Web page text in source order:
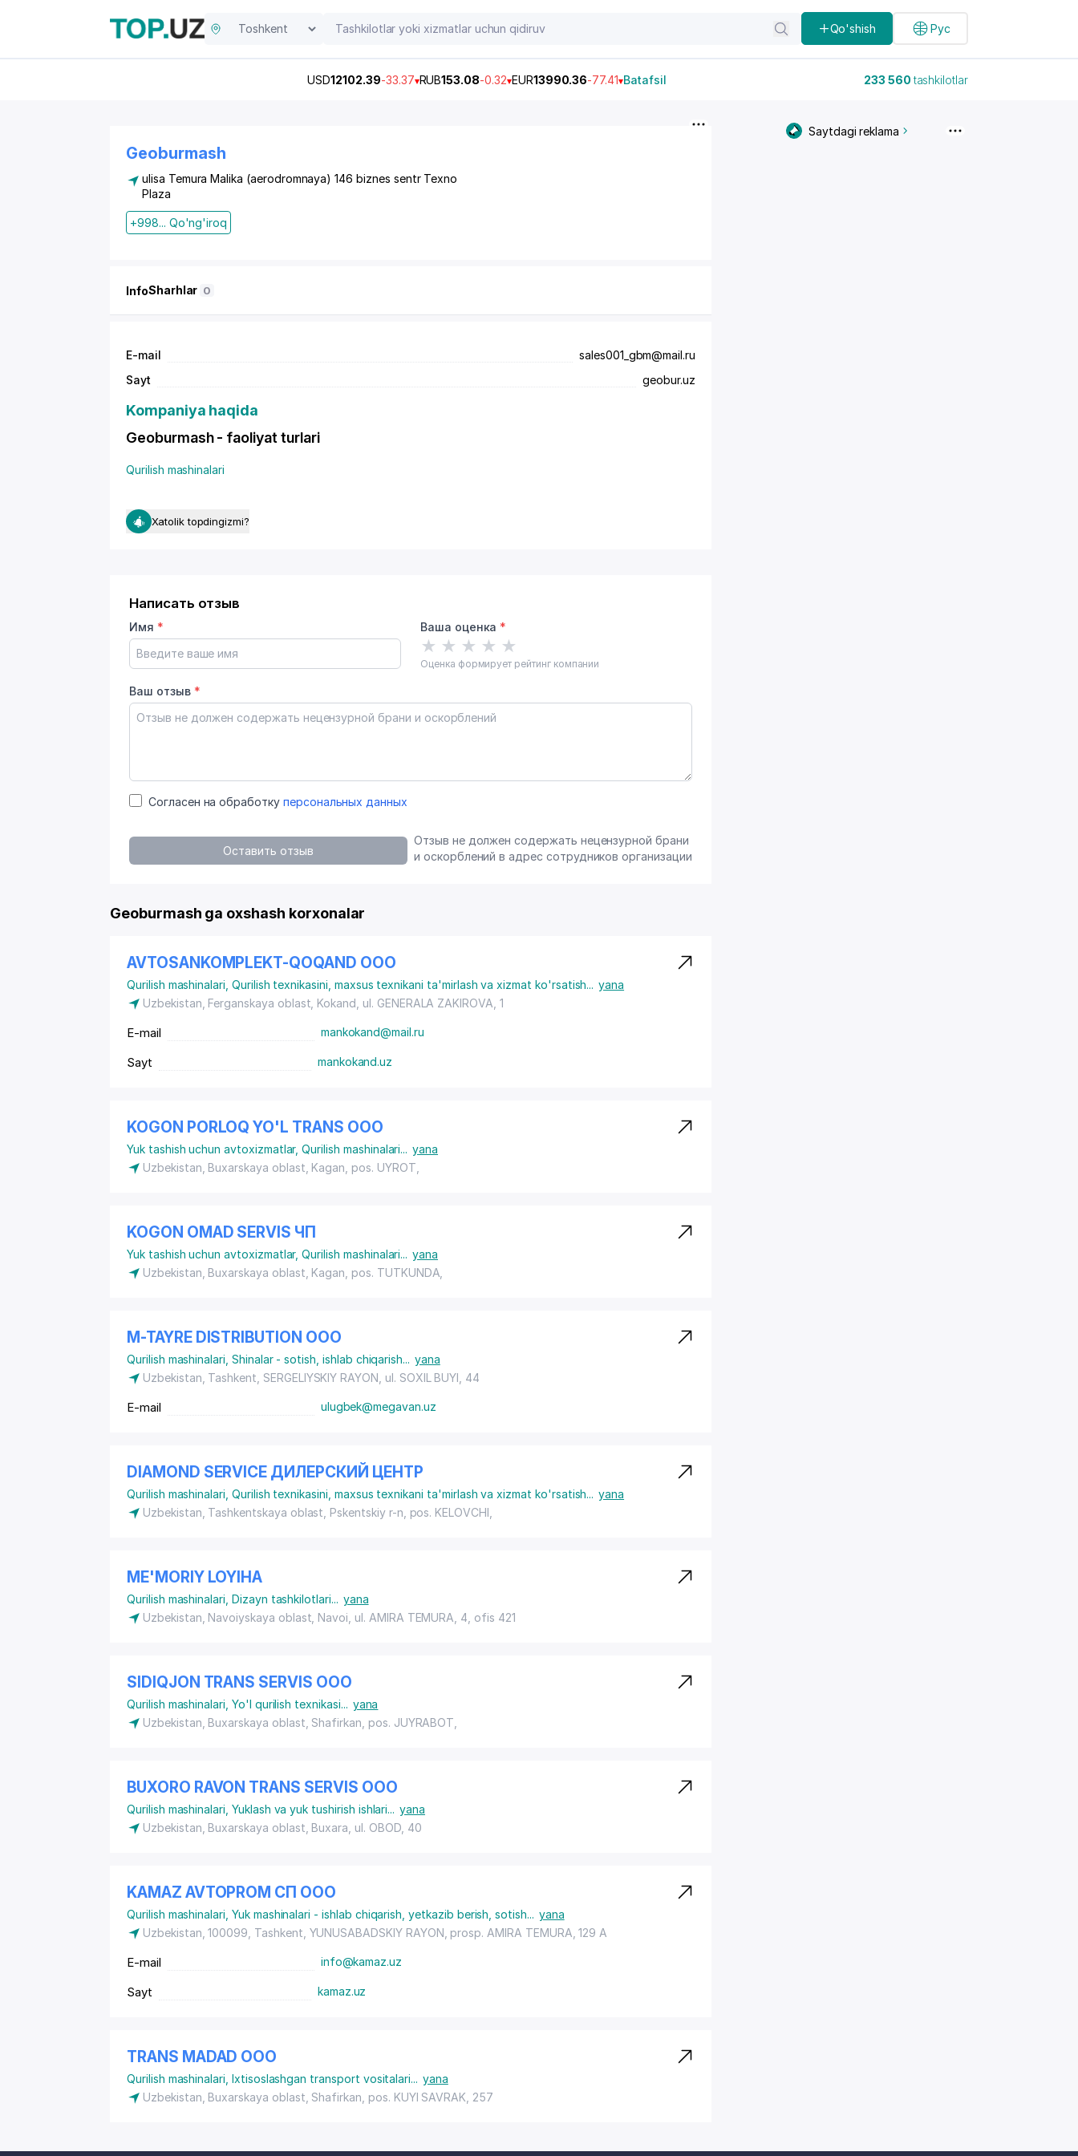
Qo'shish Рус
USD12102.39-33.37 RUB153.08-0.32 EUR13990.36-77.41 Batafsil 233 560tashkilotlar
Geoburmash
ulisa Temura Malika (aerodromnaya) 146 biznes sentr Texno
Plaza
+998... Qo'ng'iroq
InfoSharhlar 0
E-mail
sales001_gbm@mail.ru
Sayt
geobur.uz
Kompaniya haqida
Geoburmash - faoliyat turlari
Qurilish mashinalari
Xatolik topdingizmi?
Написать отзыв
Имя * Ваша оценка *
★ ★ ★ ★ ★
Оценка формирует рейтинг компании
Ваш отзыв *
Согласен на обработку персональных данных
Оставить отзыв
Отзыв не должен содержать нецензурной брани
и оскорблений в адрес сотрудников организации
Geoburmash ga oxshash korxonalar
AVTOSANKOMPLEKT-QOQAND ООО
Qurilish mashinalari Qurilish texnikasini, maxsus texnikani ta'mirlash va xizmat ko'rsatish... yana
Uzbekistan, Ferganskaya oblast, Kokand, ul. GENERALA ZAKIROVA , 1
E-mail mankokand@mail.ru
Sayt mankokand.uz
KOGON PORLOQ YO'L TRANS ООО
Yuk tashish uchun avtoxizmatlar,Qurilish mashinalari... yana
Uzbekistan, Buxarskaya oblast, Kagan, pos. UYROT
KOGON OMAD SERVIS ЧП
Yuk tashish uchun avtoxizmatlar,Qurilish mashinalari... yana
Uzbekistan, Buxarskaya oblast, Kagan, pos. TUTKUNDA
M-TAYRE DISTRIBUTION ООО
Qurilish mashinalari Shinalar - sotish, ishlab chiqarish... yana
Uzbekistan, Tashkent, SERGELIYSKIY RAYON , ul. SOXIL BUYI, 44
E-mail ulugbek@megavan.uz
DIAMOND SERVICE ДИЛЕРСКИЙ ЦЕНТР
Qurilish mashinalari Qurilish texnikasini, maxsus texnikani ta'mirlash va xizmat ko'rsatish... yana
Uzbekistan, Tashkentskaya oblast, Pskentskiy r-n, pos. KELOVCHI
ME'MORIY LOYIHA
Qurilish mashinalari Dizayn tashkilotlari... yana
Uzbekistan, Navoiyskaya oblast, Navoi, ul. AMIRA TEMURA , 4, ofis 421
SIDIQJON TRANS SERVIS ООО
Qurilish mashinalari Yo'l qurilish texnikasi... yana
Uzbekistan, Buxarskaya oblast, Shafirkan, pos. JUYRABOT
BUXORO RAVON TRANS SERVIS ООО
Qurilish mashinalari Yuklash va yuk tushirish ishlari... yana
Uzbekistan, Buxarskaya oblast, Buxara, ul. OBOD, 40
KAMAZ AVTOPROM СП ООО
Qurilish mashinalari Yuk mashinalari - ishlab chiqarish, yetkazib berish, sotish... yana
Uzbekistan, 100099, Tashkent, YUNUSABADSKIY RAYON prosp. AMIRA TEMURA , 129 A
E-mail info@kamaz.uz
Sayt kamaz.uz
TRANS MADAD ООО
Qurilish mashinalari Ixtisoslashgan transport vositalari... yana
Uzbekistan, Buxarskaya oblast, Shafirkan, pos. KUYI SAVRAK , 257
Saytdagi reklama